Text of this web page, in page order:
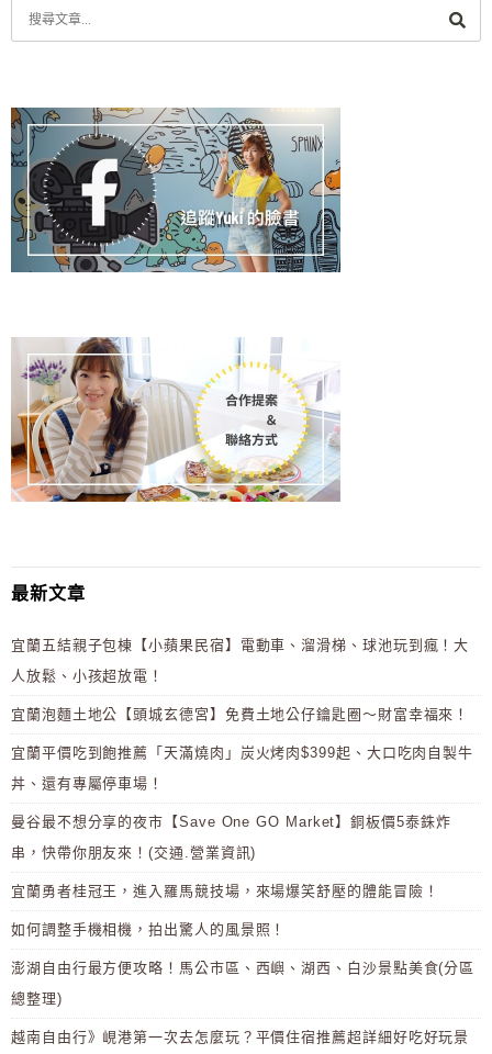
最新文章
宜蘭五結親子包棟【小蘋果民宿】電動車、溜滑梯、球池玩到瘋！大
人放鬆、小孩超放電！
宜蘭泡麵土地公【頭城玄德宮】免費土地公仔鑰匙圈～財富幸福來！
宜蘭平價吃到飽推薦「天滿燒肉」炭火烤肉$399起、大口吃肉自製牛
丼、還有專屬停車場！
曼谷最不想分享的夜市【Save One GO Market】銅板價5泰銖炸
串，快帶你朋友來！(交通.營業資訊)
宜蘭勇者桂冠王，進入羅馬競技場，來場爆笑舒壓的體能冒險！
如何調整手機相機，拍出驚人的風景照！
澎湖自由行最方便攻略！馬公市區、西嶼、湖西、白沙景點美食(分區
總整理)
越南自由行》峴港第一次去怎麼玩？平價住宿推薦超詳細好吃好玩景